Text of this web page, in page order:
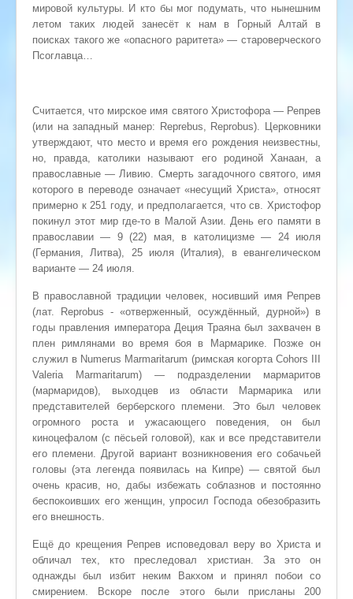
мировой культуры. И кто бы мог подумать, что нынешним
летом таких людей занесёт к нам в Горный Алтай в
поисках такого же «опасного раритета» — староверческого
Псоглавца…
Считается, что мирское имя святого Христофора — Репрев
(или на западный манер: Reprebus, Reprobus). Церковники
утверждают, что место и время его рождения неизвестны,
но, правда, католики называют его родиной Ханаан, а
православные — Ливию. Смерть загадочного святого, имя
которого в переводе означает «несущий Христа», относят
примерно к 251 году, и предполагается, что св. Христофор
покинул этот мир где-то в Малой Азии. День его памяти в
православии — 9 (22) мая, в католицизме — 24 июля
(Германия, Литва), 25 июля (Италия), в евангелическом
варианте — 24 июля.
В православной традиции человек, носивший имя Репрев
(лат. Reprobus - «отверженный, осуждённый, дурной») в
годы правления императора Деция Траяна был захвачен в
плен римлянами во время боя в Мармарике. Позже он
служил в Numerus Marmaritarum (римская когорта Cohors III
Valeria Marmaritarum) — подразделении мармаритов
(мармаридов), выходцев из области Мармарика или
представителей берберского племени. Это был человек
огромного роста и ужасающего поведения, он был
киноцефалом (с пёсьей головой), как и все представители
его племени. Другой вариант возникновения его собачьей
головы (эта легенда появилась на Кипре) — святой был
очень красив, но, дабы избежать соблазнов и постоянно
беспокоивших его женщин, упросил Господа обезобразить
его внешность.
Ещё до крещения Репрев исповедовал веру во Христа и
обличал тех, кто преследовал христиан. За это он
однажды был избит неким Вакхом и принял побои со
смирением. Вскоре после этого были присланы 200